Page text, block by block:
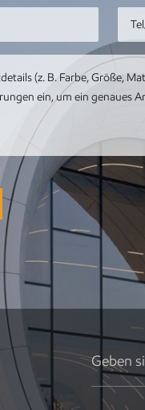
und
Edelstahl-
Pfau-